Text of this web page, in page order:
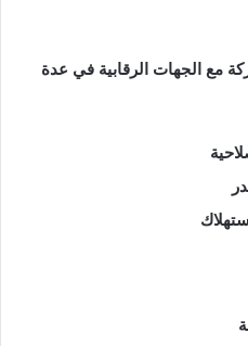
مع الجهات الرقابية في عدة